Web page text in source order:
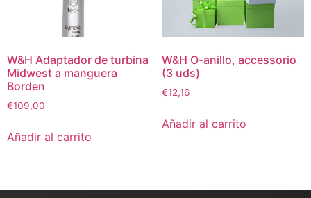
W&H Adaptador de turbina
Midwest a manguera
Borden
€109,00
Añadir al carrito
W&H O-anillo, accessorio
(3 uds)
€12,16
Añadir al carrito